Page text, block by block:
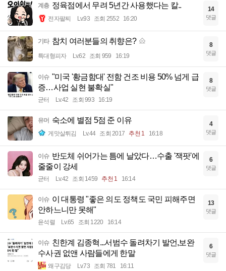
계층 정육점에서 무려 5년간 사용했다는 칼..
전자팔찌 Lv.93 조회 2552 16:20
14
댓글
기타 참치 여러분들의 취향은?
특대형피자 Lv.62 조회 959 16:19
8
댓글
이슈 "미국 '황금함대' 전함 건조 비용 50% 넘게 급
증…사업 실현 불확실"
균터 Lv.42 조회 993 16:19
8
댓글
유머 숙소에 별점 5점 준 이유
게맛살튀김 Lv.44 조회 2017 추천 1 16:18
4
댓글
이슈 반도체 쉬어가는 틈에 날았다…수출 '잭팟'에
줄줄이 강세
균터 Lv.42 조회 1459 추천 1 16:14
6
댓글
이슈 이 대통령 "좋은 의도 정책도 국민 피해주면
안하느니만 못해"
윤석렬 Lv.65 조회 1220 16:14
13
댓글
이슈 친한계 김종혁...서범수 돌려차기 발언,보완
수사권 없앤 사람들에게 한말
왜구김당 Lv.73 조회 781 16:11
6
댓글